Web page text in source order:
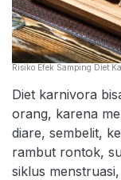
Risiko Efek Samping Diet
Diet karnivora
orang, karena
diare, sembelit,
rambut rontok,
siklus